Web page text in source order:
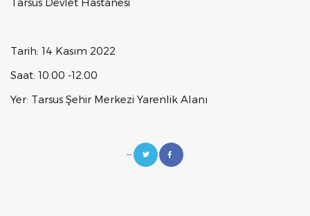
Tarih: 14 Kasım 2022
Saat: 10.00 -12.00
Yer: Tarsus Şehir Merkezi Yarenlik Alanı
--